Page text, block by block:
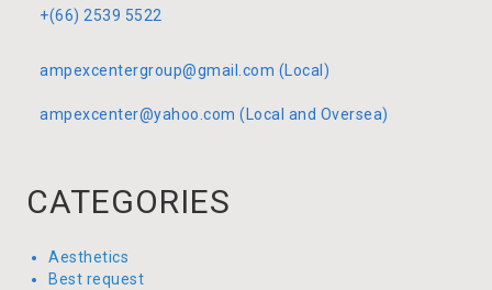
+(66) 2539 5522
ampexcentergroup@gmail.com (Local)
ampexcenter@yahoo.com (Local and Oversea)
CATEGORIES
Aesthetics
Best request